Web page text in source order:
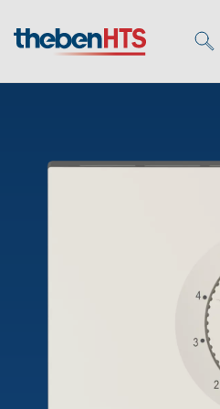
Détecteurs de
Contrôle du temps
Commande